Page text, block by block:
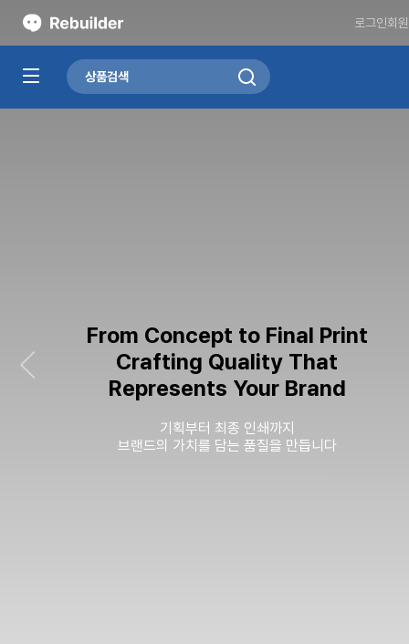
로그인회
From Concept to Final Print
Crafting Quality That
Represents Your Brand
기획부터 최종 인쇄까지
브랜드의 가치를 담는 품질을 만듭니다